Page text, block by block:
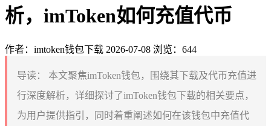
析，imToken如何充值代币
作者：imtoken钱包下载 2026-07-08 浏览：644
导读：
本文聚焦imToken钱包，围绕其下载及代币充值进
行深度解析，详细探讨了imToken钱包下载的相关要点，
为用户提供指引，同时着重阐述如何在该钱包中充值代